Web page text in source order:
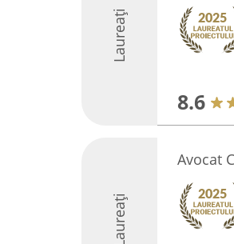
Laureați
8.6
Laureați
Avocat